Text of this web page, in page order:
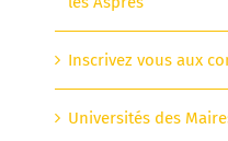
Inscrivez vous aux
Universités des